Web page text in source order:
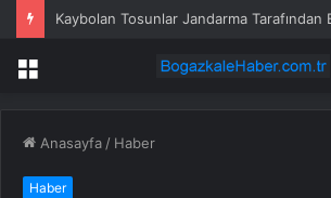
Kaybolan Tosunlar Jandarma Tarafından
Menü
Anasayfa / Haber
Haber